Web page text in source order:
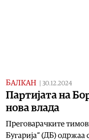
БАЛКАН 30.12.2024
Партијата на
нова влада
Преговарачките
Бугарија“ (ДБ) одржаа